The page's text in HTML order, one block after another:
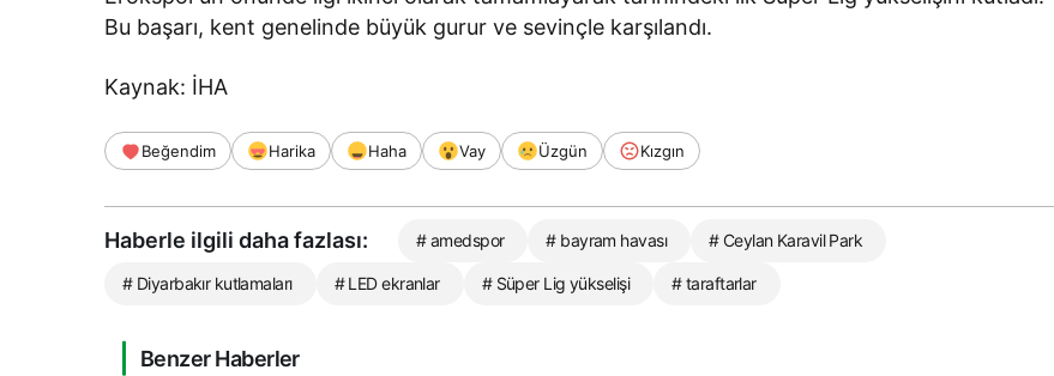
Bu başarı, kent genelinde büyük gurur ve sevinçle karşılandı.
Kaynak: İHA
Beğendim Harika Haha Vay Üzgün Kızgın
Haberle ilgili daha fazlası: # amedspor # bayram havası # Ceylan Karavil Park
# Diyarbakır kutlamaları # LED ekranlar # Süper Lig yükselişi # taraftarlar
Benzer Haberler